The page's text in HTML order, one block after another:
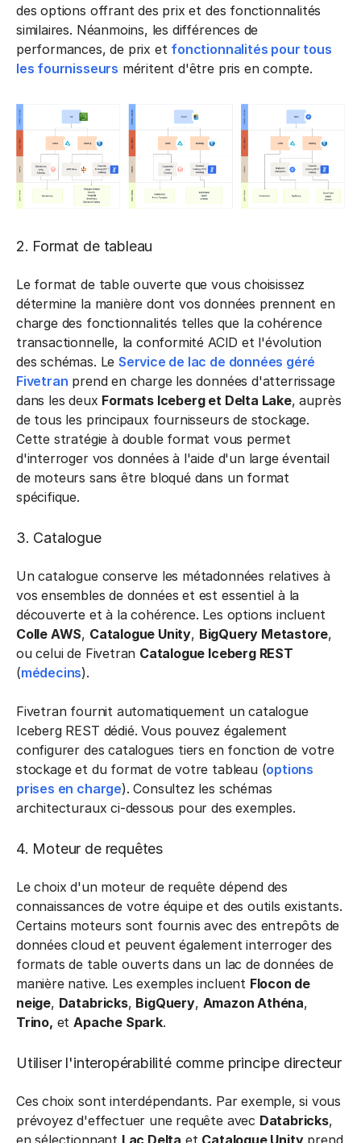
des options offrant des prix et des fonctionnalités
similaires. Néanmoins, les différences de
performances, de prix et fonctionnalités pour tous
les fournisseurs méritent d'être pris en compte.
2. Format de tableau
Le format de table ouverte que vous choisissez
détermine la manière dont vos données prennent en
charge des fonctionnalités telles que la cohérence
transactionnelle, la conformité ACID et l'évolution
des schémas. Le Service de lac de données géré
Fivetran prend en charge les données d'atterrissage
dans les deux Formats Iceberg et Delta Lake, auprès
de tous les principaux fournisseurs de stockage.
Cette stratégie à double format vous permet
d'interroger vos données à l'aide d'un large éventail
de moteurs sans être bloqué dans un format
spécifique.
3. Catalogue
Un catalogue conserve les métadonnées relatives à
vos ensembles de données et est essentiel à la
découverte et à la cohérence. Les options incluent
Colle AWS, Catalogue Unity, BigQuery Metastore,
ou celui de Fivetran Catalogue Iceberg REST
(médecins).
Fivetran fournit automatiquement un catalogue
Iceberg REST dédié. Vous pouvez également
configurer des catalogues tiers en fonction de votre
stockage et du format de votre tableau (options
prises en charge). Consultez les schémas
architecturaux ci-dessous pour des exemples.
4. Moteur de requêtes
Le choix d'un moteur de requête dépend des
connaissances de votre équipe et des outils existants.
Certains moteurs sont fournis avec des entrepôts de
données cloud et peuvent également interroger des
formats de table ouverts dans un lac de données de
manière native. Les exemples incluent Flocon de
neige, Databricks, BigQuery, Amazon Athéna,
Trino, etApache Spark.
Utiliser l'interopérabilité comme principe directeur
Ces choix sont interdépendants. Par exemple, si vous
prévoyez d'effectuer une requête avec Databricks,